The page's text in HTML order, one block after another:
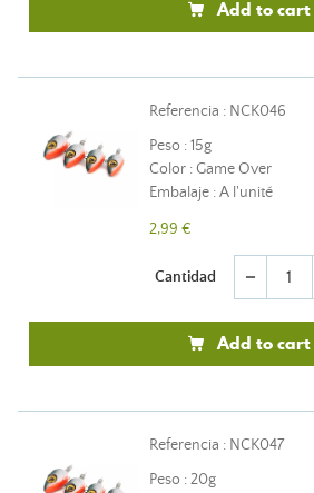
Add to cart
Referencia : NCK046
Peso : 15g
Color : Game Over
Embalaje : A l'unité
2,99 €
Cantidad remove
Add to cart
Referencia : NCK047
Peso : 20g